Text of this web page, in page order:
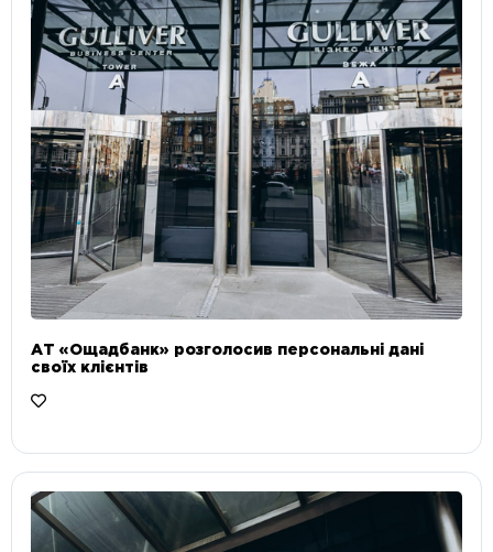
АТ «Ощадбанк» розголосив персональні дані
своїх клієнтів